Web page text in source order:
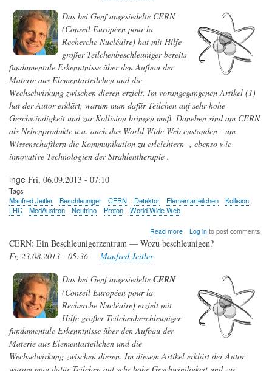
Das bei Genf angesiedelte CERN
(Conseil Européen pour la
Recherche Nucléaire) hat mit Hilfe
großer Teilchenbeschleuniger bereits
fundamentale Erkenntnisse über den Aufbau der
Materie aus Elementarteilchen und die
Wechselwirkung zwischen diesen erzielt. Im vorangegangenen Artikel (1)
hat der Autor erklärt, warum man dafür Teilchen auf sehr hohe
Geschwindigkeit und zur Kollision bringen muß. Daneben sind am CERN
als Nebenprodukte u.a. auch das World Wide Web enstanden - um
Wissenschaftlern die Kommunikation zu erleichtern -, ebenso wie
innovative Technologien der Strahlentherapie .
inge Fri, 06.09.2013 - 07:10
Tags
Manfred Jeitler
Beschleuniger CERN Detektor Elementarteilchen
Kollision
LHC
MedAustron Neutrino Proton World Wide Web
Read moreabout
CERN:
Ein
Ergebnisse
braucht
Log into post comments
CERN: Ein Beschleunigerzentrum — Wozu beschleunigen?
Fr, 23.08.2013 - 05:36 —Manfred Jeitler
Das bei Genf angesiedelte CERN
(Conseil Européen pour la
Recherche Nucléaire) erzielt mit
Hilfe großer Teilchenbeschleuniger
fundamentale Erkenntnisse über den Aufbau der
Materie aus Elementarteilchen und die
Wechselwirkung zwischen diesen. Im diesem Artikel erklärt der Autor
warum man dafür Teilchen auf sehr hohe Geschwindigkeit und zur